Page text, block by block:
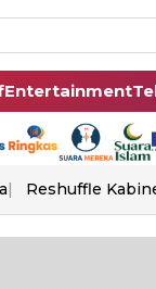
Entertainment
Reshuffle